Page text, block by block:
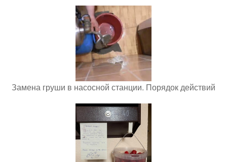
Замена груши в насосной станции. Порядок действий